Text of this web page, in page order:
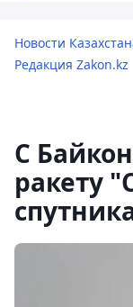
Новости
Редакция Zakon.kz
С
ракету